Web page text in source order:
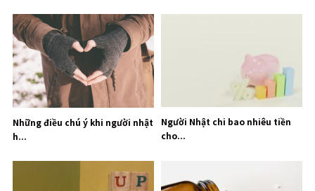
Những điều chú ý khi người nhật
h...
Người Nhật chi bao nhiêu tiền
cho...